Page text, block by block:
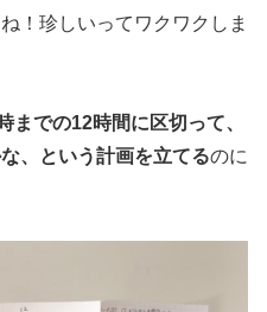
！珍しいってワクワクしま
までの12時間に区切って、
、という計画を立てるのに